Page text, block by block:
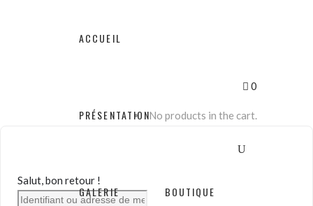
ACCUEIL
PRÉSENTATION
GALERIE BOUTIQUE
0
No products in the cart.
Salut, bon retour !